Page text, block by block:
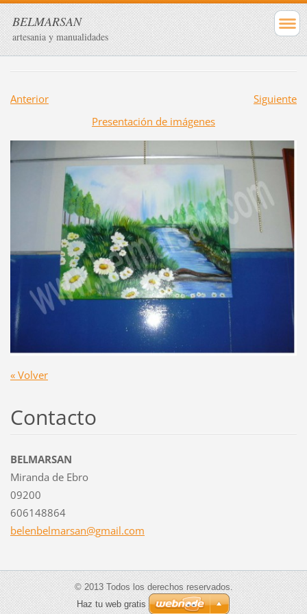
BELMARSAN
artesania y manualidades
Anterior
Siguiente
Presentación de imágenes
« Volver
Contacto
BELMARSAN
Miranda de Ebro
09200
606148864
belenbelmarsan@gmail.com
© 2013 Todos los derechos reservados.
Haz tu web gratis